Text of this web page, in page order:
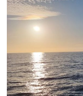
onderzoek:
steeds
meer
Nederlanders
verwarmen
met
airco